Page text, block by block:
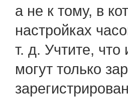
а не к тому, в
настройках
т. д. Учтите,
могут только